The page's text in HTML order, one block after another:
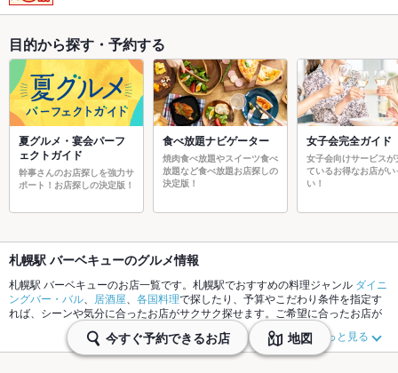
目的から探す・予約する
夏グルメ・宴会パーフ
ェクトガイド
幹事さんのお店探しを強力サ
ポート！お店探しの決定版！
食べ放題ナビゲーター
焼肉食べ放題やスイーツ食べ
放題など食べ放題お店探しの
決定版！
女子会完全ガイド
女子会向けサービスが
ているお得なお店がい
い！
札幌駅 バーベキューのグルメ情報
札幌駅 バーベキューのお店一覧です。札幌駅でおすすめの料理ジャンル ダイニ
ングバー・バル
居酒屋 各国料理で探したり、予算やこだわり条件を指定す
れば、シーンや気分に合ったお店がサクサク探せます。ご希望に合ったお店が
見つからなかったら、近隣のエリア
札幌大通
もチェックしてみてくだ
さい。ホットペッパーグルメなら、お得なクーポンはもちろん、こだわりメニ
ューからあげ、刺身、カニ料理や季節のおすすめ料理など、お店の最新情報を
もっと見る
今すぐ予約できるお店 地図